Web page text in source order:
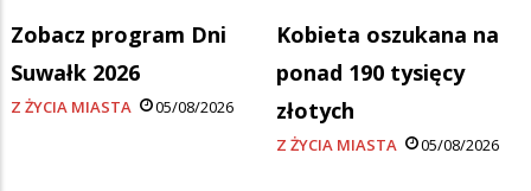
Zobacz program Dni
Suwałk 2026
Z ŻYCIA MIASTA 05/08/2026
Kobieta oszukana na
ponad 190 tysięcy
złotych
Z ŻYCIA MIASTA 05/08/2026